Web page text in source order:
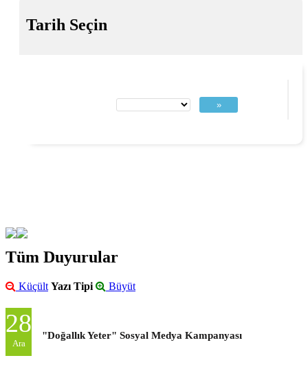
Tarih Seçin
»
Tüm Duyurular
Küçült Yazı Tipi Büyüt
28
Ara
"Doğallık Yeter" Sosyal Medya Kampanyası